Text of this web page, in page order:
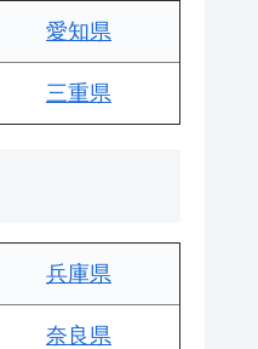
愛知県
三重県
兵庫県
奈良県